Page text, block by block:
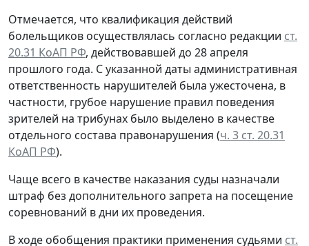
Отмечается, что квалификация действий
болельщиков осуществлялась согласно редакции ст.
20.31 КоАП РФ, действовавшей до 28 апреля
прошлого года. С указанной даты административная
ответственность нарушителей была ужесточена, в
частности, грубое нарушение правил поведения
зрителей на трибунах было выделено в качестве
отдельного состава правонарушения (ч. 3 ст. 20.31
КоАП РФ).
Чаще всего в качестве наказания суды назначали
штраф без дополнительного запрета на посещение
соревнований в дни их проведения.
В ходе обобщения практики применения судьями ст.